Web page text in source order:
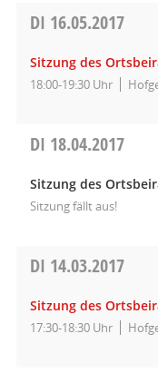
DI 16.05.2017
Sitzung des
18:00-19:30 Uhr
DI 18.04.2017
Sitzung des
Sitzung fällt aus!
DI 14.03.2017
Sitzung des
17:30-18:30 Uhr